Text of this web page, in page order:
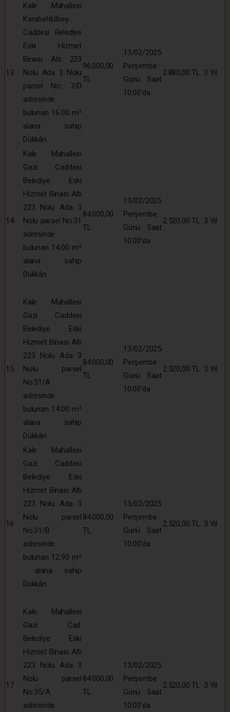
13
Kale Mahallesi
Karabehlülbey
Caddesi Belediye
Eski Hizmet
Binası Altı 223
Nolu Ada 3 Nolu
parsel No: 7/D
adresinde
bulunan 16.00 m²
alana sahip
Dükkân
96.000,00
TL
13/02/2025
Perşembe
Günü Saat
10:00’da
2.880,00 TL 3 Yıl
14
Kale Mahallesi
Gazi Caddesi
Belediye Eski
Hizmet Binası Altı
223 Nolu Ada 3
Nolu parsel No:31
adresinde
bulunan 14.00 m²
alana sahip
Dükkân
84.000,00
TL
13/02/2025
Perşembe
Günü Saat
10:00’da
2.520,00 TL 3 Yıl
15
Kale Mahallesi
Gazi Caddesi
Belediye Eski
Hizmet Binası Altı
223 Nolu Ada 3
Nolu parsel
No:31/A
adresinde
bulunan 14.00 m²
alana sahip
Dükkân
84.000,00
TL
13/02/2025
Perşembe
Günü Saat
10:00’da
2.520,00 TL 3 Yıl
16
Kale Mahallesi
Gazi Caddesi
Belediye Eski
Hizmet Binası Altı
223 Nolu Ada 3
Nolu parsel
No:31/B
adresinde
bulunan 12,90 m²
alana sahip
Dükkân
84.000,00
TL
13/02/2025
Perşembe
Günü Saat
10:00’da
2.520,00 TL 3 Yıl
17
Kale Mahallesi
Gazi Cad.
Belediye Eski
Hizmet Binası Altı
223 Nolu Ada 3
Nolu parsel
No:35/A
adresinde
84.000,00
TL
13/02/2025
Perşembe
Günü Saat
10:00’da
2.520,00 TL 3 Yıl